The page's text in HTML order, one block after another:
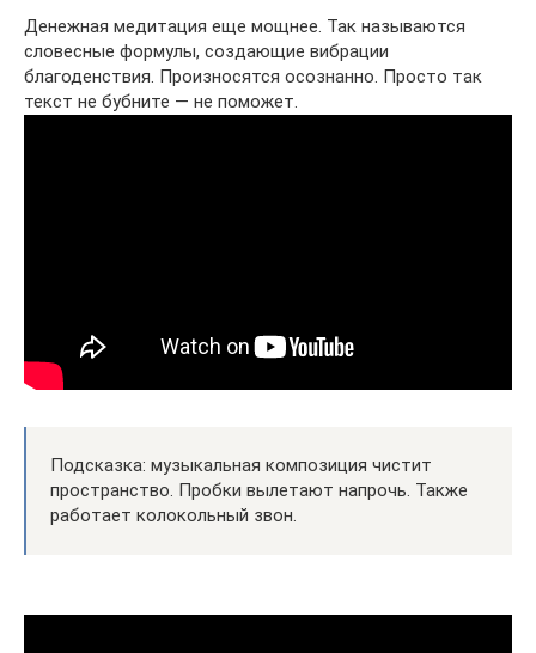
Денежная медитация еще мощнее. Так называются
словесные формулы, создающие вибрации
благоденствия. Произносятся осознанно. Просто так
текст не бубните — не поможет.
Подсказка: музыкальная композиция чистит
пространство. Пробки вылетают напрочь. Также
работает колокольный звон.